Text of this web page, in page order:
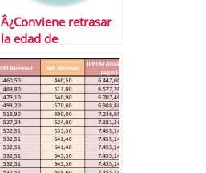
Â¿Conviene retrasar
la edad de
jubilaciÃ³n?